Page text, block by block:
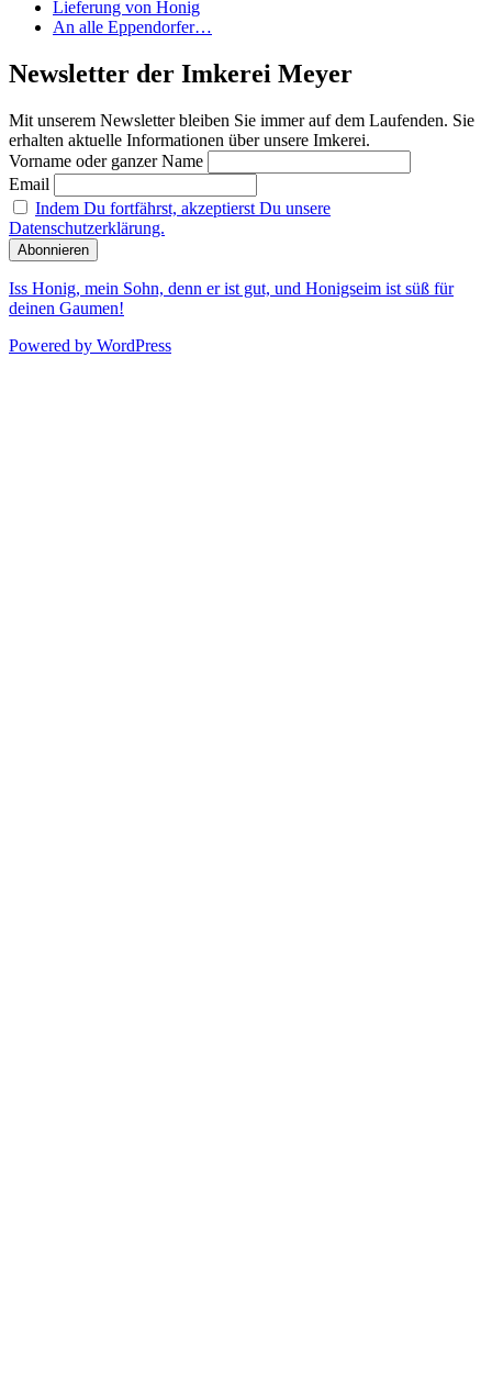
Lieferung von Honig
An alle Eppendorfer…
Newsletter der Imkerei Meyer
Mit unserem Newsletter bleiben Sie immer auf dem Laufenden. Sie
erhalten aktuelle Informationen über unsere Imkerei.
Vorname oder ganzer Name
Email
Indem Du fortfährst, akzeptierst Du unsere
Datenschutzerklärung.
Iss Honig, mein Sohn, denn er ist gut, und Honigseim ist süß für
deinen Gaumen!
Powered by WordPress